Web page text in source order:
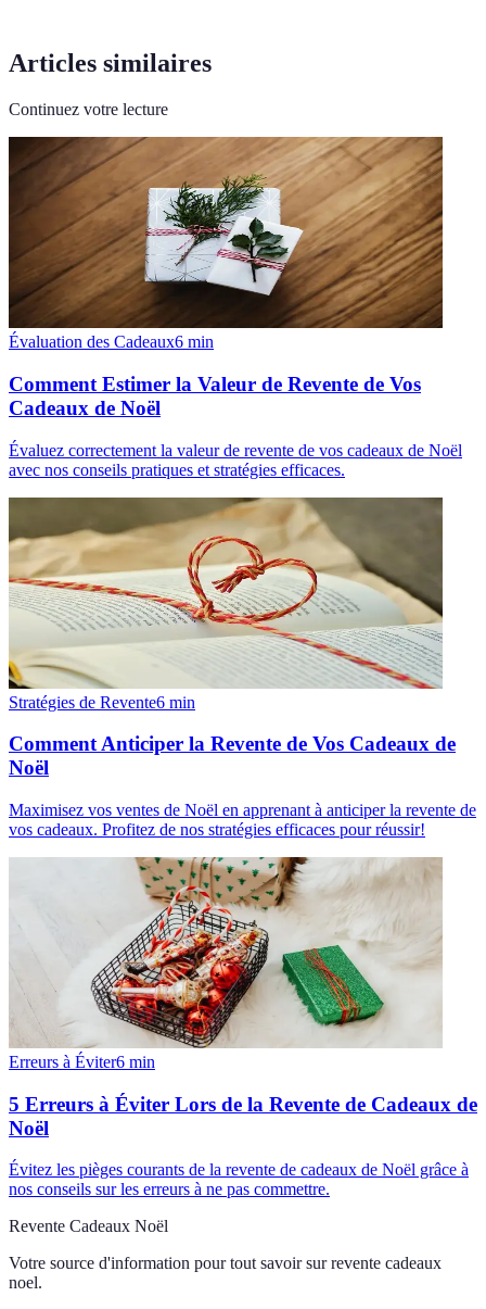
Articles similaires
Continuez votre lecture
Évaluation des Cadeaux6 min
Comment Estimer la Valeur de Revente de Vos
Cadeaux de Noël
Évaluez correctement la valeur de revente de vos cadeaux de Noël
avec nos conseils pratiques et stratégies efficaces.
Stratégies de Revente6 min
Comment Anticiper la Revente de Vos Cadeaux de
Noël
Maximisez vos ventes de Noël en apprenant à anticiper la revente de
vos cadeaux. Profitez de nos stratégies efficaces pour réussir!
Erreurs à Éviter6 min
5 Erreurs à Éviter Lors de la Revente de Cadeaux de
Noël
Évitez les pièges courants de la revente de cadeaux de Noël grâce à
nos conseils sur les erreurs à ne pas commettre.
Revente Cadeaux Noël
Votre source d'information pour tout savoir sur revente cadeaux
noel.